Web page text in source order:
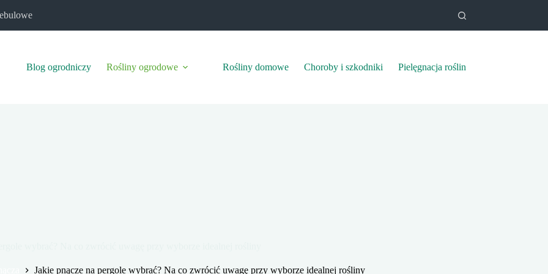
Blog ogrodniczy Rośliny ogrodowe Rośliny domowe Choroby i szkodniki Pielęgnacja roślin
Jakie pnącze na pergole wybrać? Na co zwrócić uwagę przy wyborze idealnej rośliny